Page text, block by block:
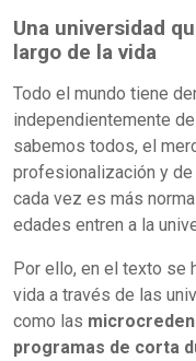
Una universidad
largo de la vida
Todo el mundo tiene
independientemente
sabemos todos, el
profesionalización y de
cada vez es más
edades entren a la
Por ello, en el texto se
vida a través de las
como las
programas de corta